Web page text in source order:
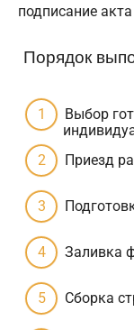
подписание
Порядок
Выбор
Приезд
Заливка
Сборка